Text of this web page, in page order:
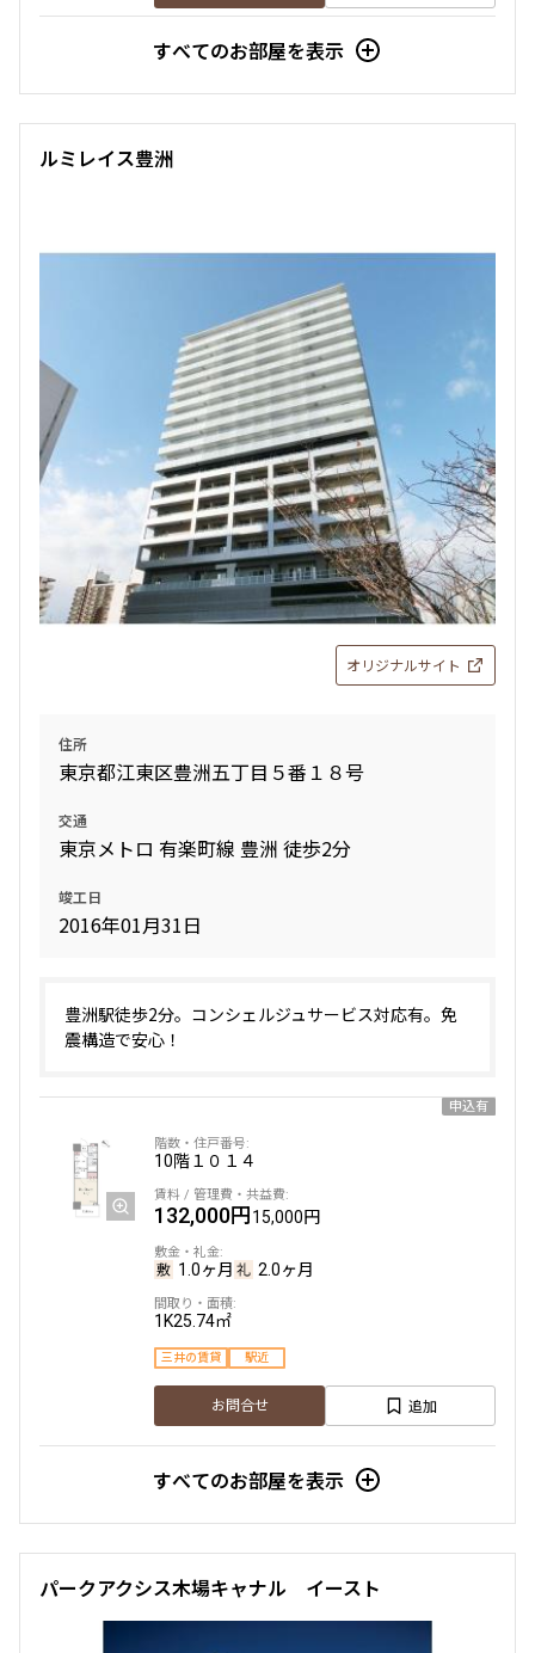
158,000円
ペット可
お問合せ
新着
7階７０１
160,000円12,000円
1.0ヶ月 1.0ヶ月
9階９０１
三井の賃貸
賃料改定
9階９１３
163,000円12,000円
1.0ヶ月
1LDK+SIC34.41㎡
三井の賃貸 ペット可
お問合せ 追加
すべてのお部屋を表示
ルミレイス豊洲
オリジナルサイト
住所
東京都江東区豊洲五丁目５番１８号
交通
東京メトロ 有楽町線 豊洲 徒歩2分
竣工日
2016年01月31日
豊洲駅徒歩2分。コンシェルジュサービス対応有。免
震構造で安心！
申込有
10階１０１４
132,000円15,000円
1.0ヶ月 2.0ヶ月
1K25.74㎡
三井の賃貸 駅近
お問合せ 追加
すべてのお部屋を表示
パークアクシス木場キャナル イースト